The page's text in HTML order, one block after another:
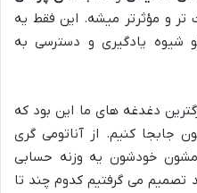
تر و مؤثرتر میشه. این فقط یه
شیوه یادگیری و دسترسی به
دغدغه های ما این بود که
جابجا کنیم. از آناتومی گری
خودشون یه وزنه حسابی
تصمیم می گرفتیم کدوم چند تا